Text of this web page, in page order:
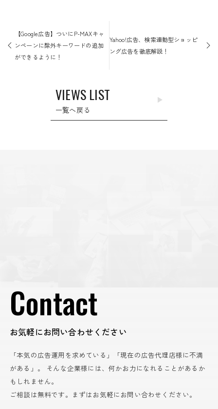
ナ
ビ
【Google広告】ついにP-MAXキャ
ンペーンに除外キーワードの追加
ができるように！
Yahoo!広告、検索連動型ショッピ
ング広告を徹底解説！
VIEWS LIST
一覧へ戻る
Contact
お気軽にお問い合わせください
「本気の広告運用を求めている」「現在の広告代理店様に不満
がある」。
そんな企業様には、何かお力になれることがあるか
もしれません。
ご相談は無料です。まずはお気軽にお問い合わせください。